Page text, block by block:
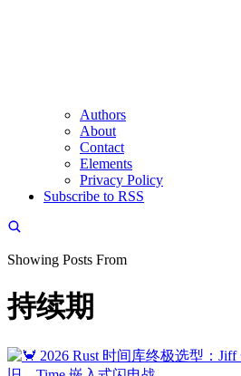
Authors
About
Contact
Elements
Privacy Policy
Subscribe to RSS
Showing Posts From
持续期